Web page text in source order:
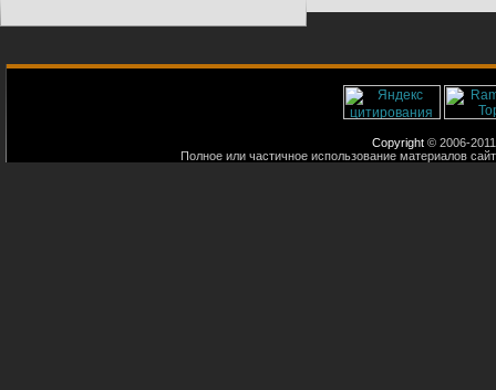
Copyright © 2006-
Полное или частичное использование материалов